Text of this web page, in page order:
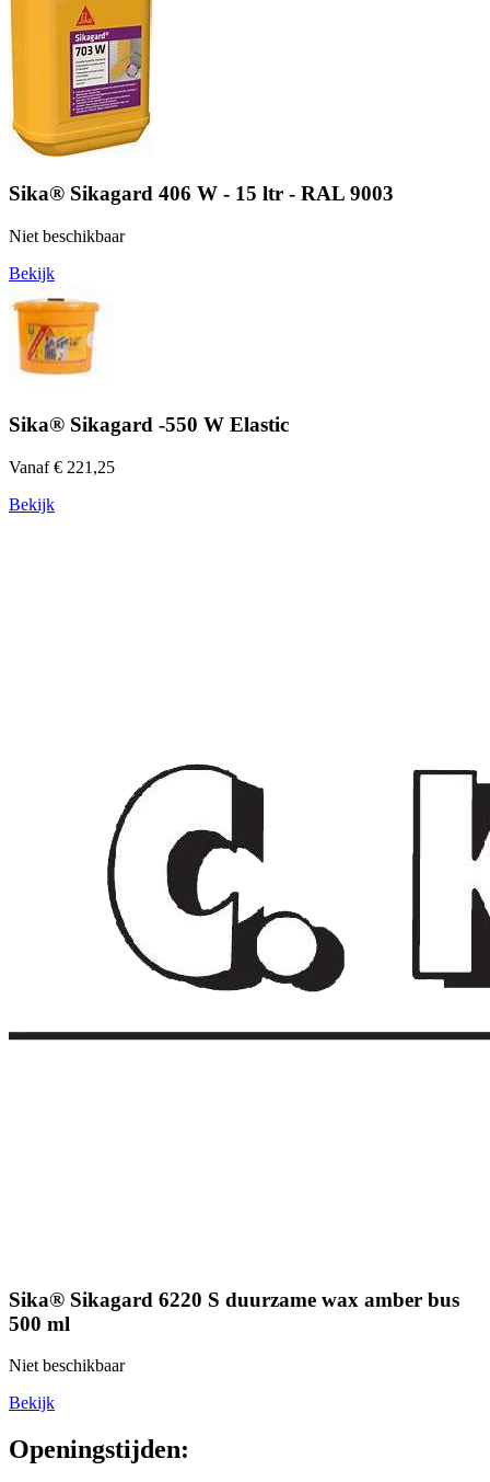
Sika® Sikagard 406 W - 15 ltr - RAL 9003
Niet beschikbaar
Bekijk
Sika® Sikagard -550 W Elastic
Vanaf € 221,25
Bekijk
Sika® Sikagard 6220 S duurzame wax amber bus
500 ml
Niet beschikbaar
Bekijk
Openingstijden: